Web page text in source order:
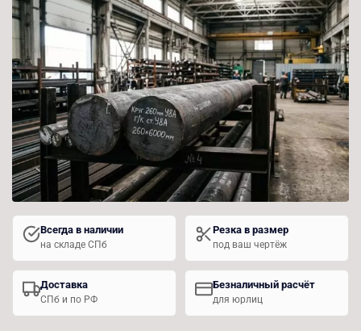
Всегда в наличии
на складе СПб
Резка в размер
под ваш чертёж
Доставка
СПб и по РФ
Безналичный расчёт
для юрлиц